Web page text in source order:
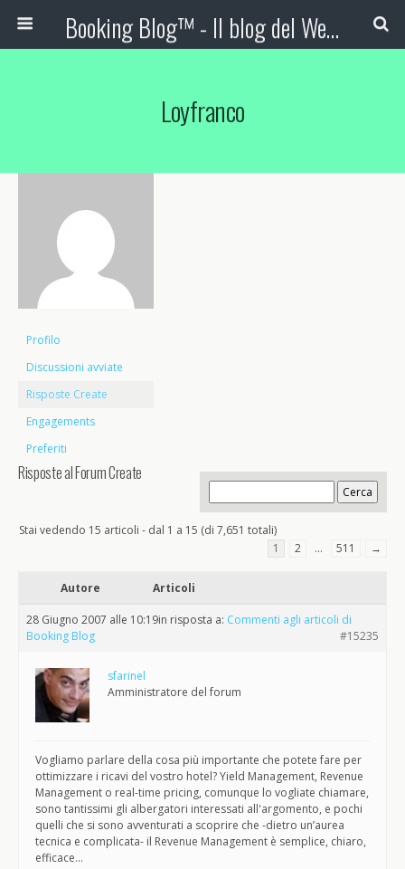
Booking Blog™ - Il blog del Web Marketing Turistico
Loyfranco
Profilo
Discussioni avviate
Risposte Create
Engagements
Preferiti
Risposte al Forum Create
Stai vedendo 15 articoli - dal 1 a 15 (di 7,651 totali)
1
2 … 511 →
Autore Articoli
28 Giugno 2007 alle 10:19in risposta a: Commenti agli articoli di
Booking Blog
#15235
sfarinel
Amministratore del forum
Vogliamo parlare della cosa più importante che potete fare per
ottimizzare i ricavi del vostro hotel? Yield Management, Revenue
Management o real-time pricing, comunque lo vogliate chiamare,
sono tantissimi gli albergatori interessati all'argomento, e pochi
quelli che si sono avventurati a scoprire che -dietro un’aurea
tecnica e complicata- il Revenue Management è semplice, chiaro,
efficace…